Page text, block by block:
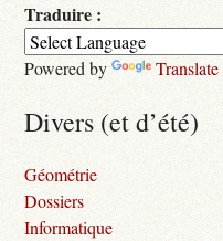
Traduire :
Powered by Translate
Divers (et d’été)
Géométrie
Dossiers
Informatique